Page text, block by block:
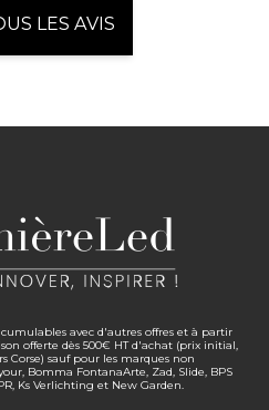
LES AVIS
avec d'autres offres et à partir
offerte dès 500€ HT d'achat (prix initial,
Corse) sauf pour les marques non
Bomma FontanaArte, Zad, Slide, BPS
Ks Verlichting et New Garden.